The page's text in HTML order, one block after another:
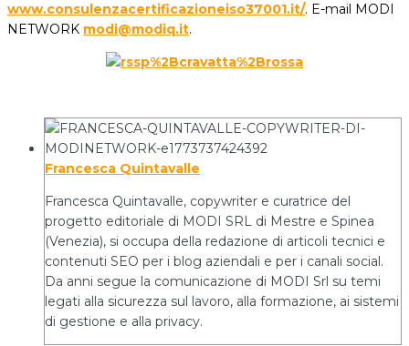
www.consulenzacertificazioneiso37001.it/. E-mail MODI
NETWORK modi@modiq.it.
Francesca Quintavalle
Francesca Quintavalle, copywriter e curatrice del
progetto editoriale di MODI SRL di Mestre e Spinea
(Venezia), si occupa della redazione di articoli tecnici e
contenuti SEO per i blog aziendali e per i canali social.
Da anni segue la comunicazione di MODI Srl su temi
legati alla sicurezza sul lavoro, alla formazione, ai sistemi
di gestione e alla privacy.